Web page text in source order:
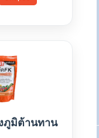
ภูมิต้านทาน